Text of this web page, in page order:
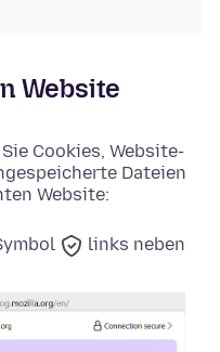
Website
Cookies, Website-
Dateien
Website:
links neben